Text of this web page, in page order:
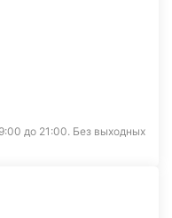
до 21:00. Без выходных